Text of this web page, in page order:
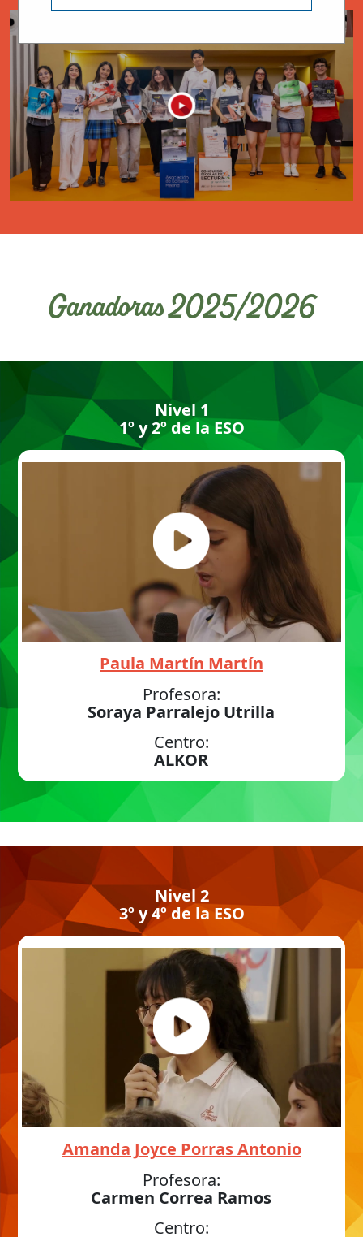
Ganadoras 2025/2026
Nivel 1
1º y 2º de la ESO
Paula Martín Martín
Profesora:
Soraya Parralejo Utrilla
Centro:
ALKOR
Nivel 2
3º y 4º de la ESO
Amanda Joyce Porras Antonio
Profesora:
Carmen Correa Ramos
Centro: